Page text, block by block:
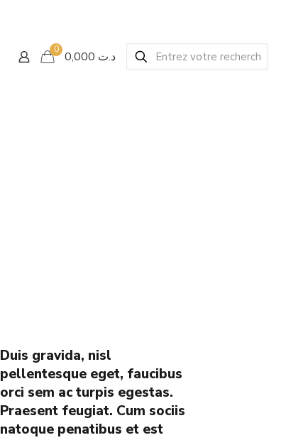
0 د.ت 0,000
Duis gravida, nisl
pellentesque eget, faucibus
orci sem ac turpis egestas.
Praesent feugiat. Cum sociis
natoque penatibus et est